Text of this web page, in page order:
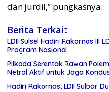
dan jurdil,” pungkasnya.
Berita Terkait
LDII Sulsel Hadiri Rakornas III
Program Nasional
Pilkada Serentak Rawan
Netral Aktif untuk Jaga
Hadiri Rakornas, LDII Sulbar